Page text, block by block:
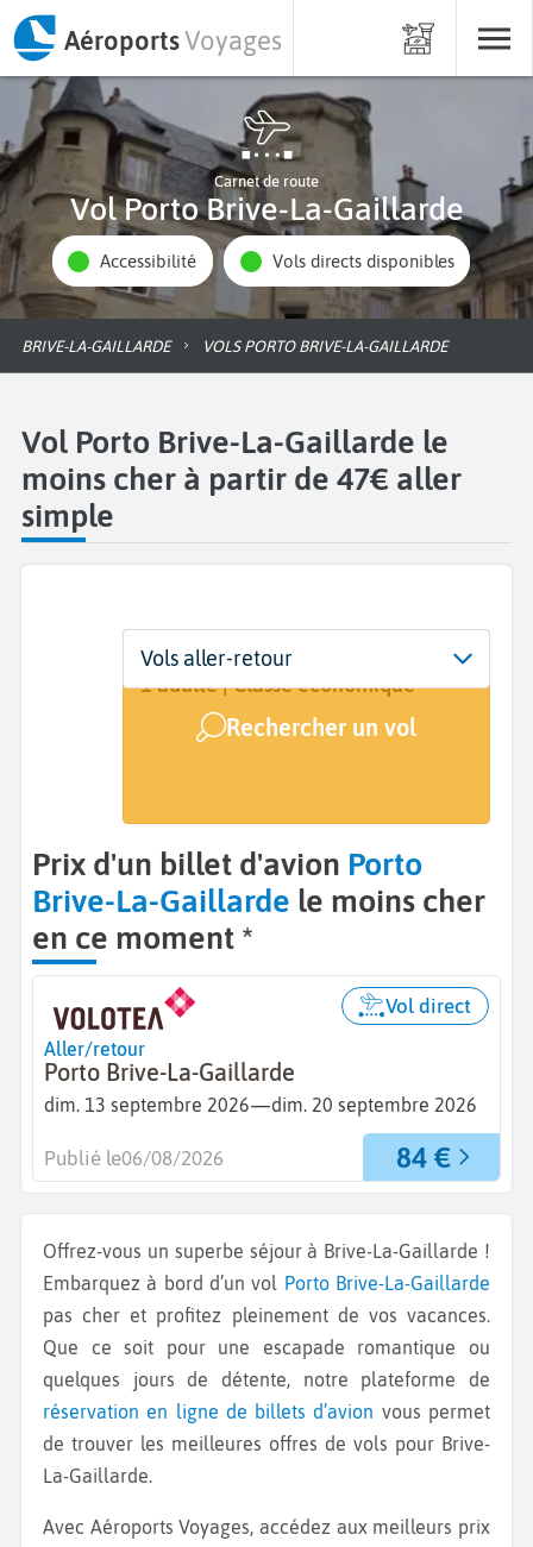
AéroportsVoyages
Carnet de route
Vol Porto Brive-La-Gaillarde
Accessibilité Vols directs disponibles
BRIVE-LA-GAILLARDE VOLS PORTO BRIVE-LA-GAILLARDE
Vol Porto Brive-La-Gaillarde le
moins cher à partir de 47€ aller
simple
Départ
Porto (OPO)
Dates
13 sept. - 20 sept.
Voyageurs | Classe
1 adulte | Classe économique
Rechercher un vol
Vols aller-retour
Prix d'un billet d'avion Porto
Brive-La-Gaillarde le moins cher
en ce moment *
Aller/retour
Porto Brive-La-Gaillarde
dim. 13 septembre 2026—dim. 20 septembre 2026
Vol direct
84 €
Publié le06/08/2026
Offrez-vous un superbe séjour à Brive-La-Gaillarde !
Embarquez à bord d’un vol Porto Brive-La-Gaillarde
pas cher et profitez pleinement de vos vacances.
Que ce soit pour une escapade romantique ou
quelques jours de détente, notre plateforme de
réservation en ligne de billets d’avion vous permet
de trouver les meilleures offres de vols pour Brive-
La-Gaillarde.
Avec Aéroports Voyages, accédez aux meilleurs prix